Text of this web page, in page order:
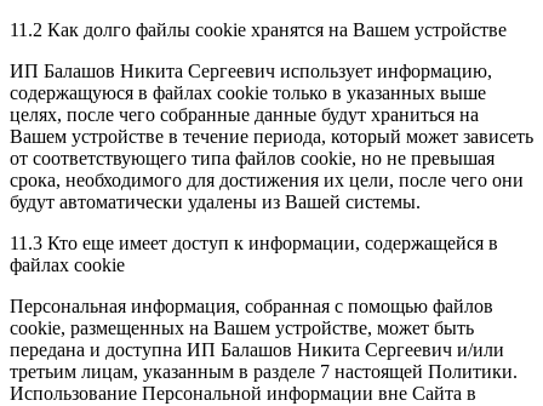
11.2 Как долго файлы cookie хранятся на Вашем устройстве
ИП Балашов Никита Сергеевич использует информацию,
содержащуюся в файлах cookie только в указанных выше
целях, после чего собранные данные будут храниться на
Вашем устройстве в течение периода, который может зависеть
от соответствующего типа файлов cookie, но не превышая
срока, необходимого для достижения их цели, после чего они
будут автоматически удалены из Вашей системы.
11.3 Кто еще имеет доступ к информации, содержащейся в
файлах cookie
Персональная информация, собранная с помощью файлов
cookie, размещенных на Вашем устройстве, может быть
передана и доступна ИП Балашов Никита Сергеевич и/или
третьим лицам, указанным в разделе 7 настоящей Политики.
Использование Персональной информации вне Сайта в